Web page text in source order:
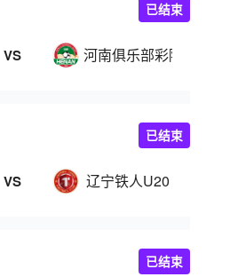
VS 河南俱乐部彩陶坊
已结束
VS 辽宁铁人U20
已结束
已结束